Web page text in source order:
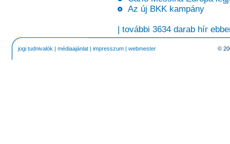
Az új BKK kampány
| további 3634 darab hír
jogi tudnivalók | médiaajánlat | impresszum | webmester ©